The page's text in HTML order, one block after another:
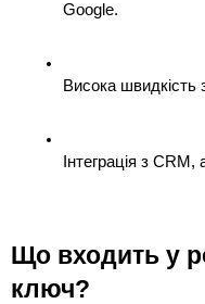
Google.
Висока швидкість
Інтеграція з
Що входить у
ключ?